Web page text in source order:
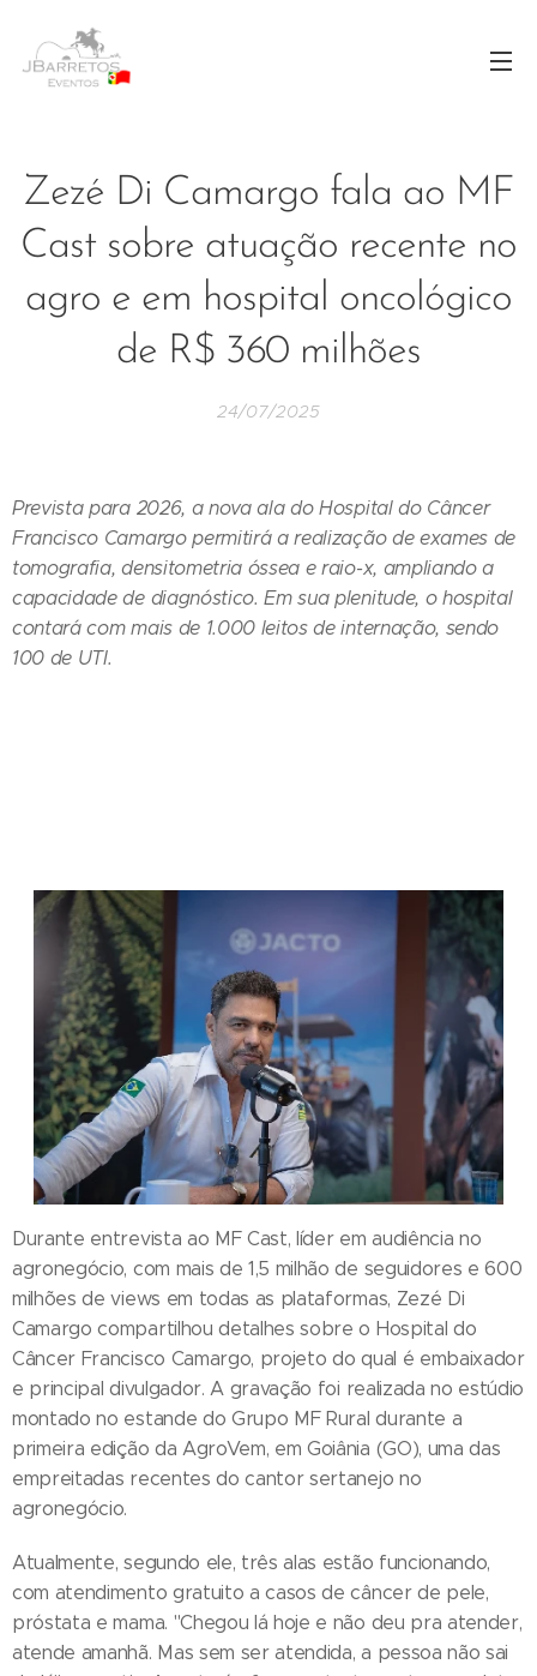
Zezé Di Camargo fala ao MF
Cast sobre atuação recente no
agro e em hospital oncológico
de R$ 360 milhões
24/07/2025
Prevista para 2026, a nova ala do Hospital do Câncer
Francisco Camargo permitirá a realização de exames de
tomografia, densitometria óssea e raio-x, ampliando a
capacidade de diagnóstico. Em sua plenitude, o hospital
contará com mais de 1.000 leitos de internação, sendo
100 de UTI.
Durante entrevista ao MF Cast, líder em audiência no
agronegócio, com mais de 1,5 milhão de seguidores e 600
milhões de views em todas as plataformas, Zezé Di
Camargo compartilhou detalhes sobre o Hospital do
Câncer Francisco Camargo, projeto do qual é embaixador
e principal divulgador. A gravação foi realizada no estúdio
montado no estande do Grupo MF Rural durante a
primeira edição da AgroVem, em Goiânia (GO), uma das
empreitadas recentes do cantor sertanejo no
agronegócio.
Atualmente, segundo ele, três alas estão funcionando,
com atendimento gratuito a casos de câncer de pele,
próstata e mama. "Chegou lá hoje e não deu pra atender,
atende amanhã. Mas sem ser atendida, a pessoa não sai